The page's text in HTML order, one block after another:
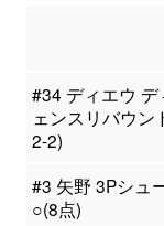
#34 ディエウ デ
ェンスリバウン
2-2)
#3 矢野 3Pシュ
○(8点)